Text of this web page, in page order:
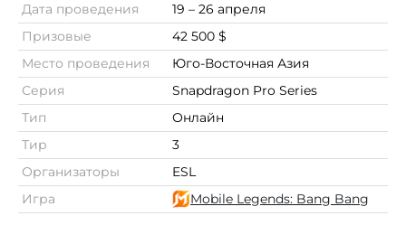
Дата проведения
19 – 26 апреля
Призовые
42 500 $
Место проведения
Юго-Восточная Азия
Серия
Snapdragon Pro Series
Тип
Онлайн
Тир
3
Организаторы
ESL
Игра
Mobile Legends: Bang Bang